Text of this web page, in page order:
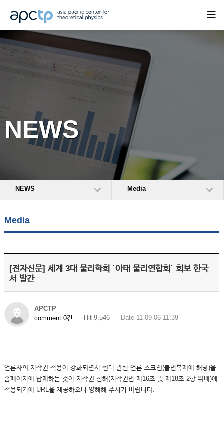
NEWS
NEWS Media
Media
[전자신문] 세계 3대 물리학회 `아태 물리연합회` 회보 한국
서 발간
APCTP
comment 0건
Hit 9,546 Date 11-09-06 11:39
언론사의 저작권 적용이 강화되면서 센터 관련 언론 스크랩(불법복제에 해당)을
홈페이지에 탑재하는 것이 저작권 침해(저작권법 제16조 및 제18조 2항 위배)에
적용되기에 URL을 제공하오니 양해해 주시기 바랍니다.